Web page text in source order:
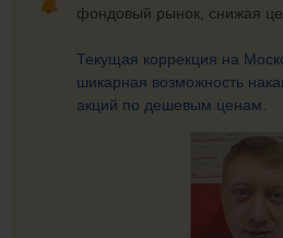
фондовый рынок, снижая
Текущая коррекция на
шикарная возможность
акций по дешевым ценам.